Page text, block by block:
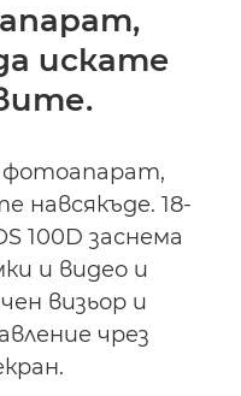
искате
фотоапарат,
навсякъде. 18-
100D заснема
и видео и
визьор и
чрез